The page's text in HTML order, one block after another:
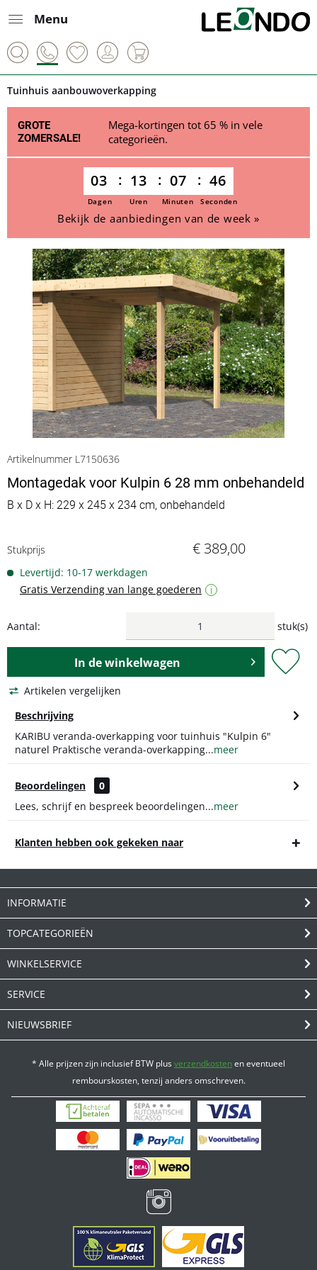
Menu
Tuinhuis aanbouwoverkapping
GROTE
ZOMERSALE!
Mega-kortingen tot 65 % in vele
categorieën.
03 13 07 46
Dagen Uren Minuten Seconden
Bekijk de aanbiedingen van de week »
Artikelnummer L7150636
Montagedak voor Kulpin 6 28 mm onbehandeld
B x D x H: 229 x 245 x 234 cm, onbehandeld
Stukprijs € 389,00
Levertijd: 10-17 werkdagen
Gratis Verzending van lange goederen
i
Aantal: stuk(s)
In dewinkelwagen
Artikelen vergelijken
Beschrijving
KARIBU veranda-overkapping voor tuinhuis "Kulpin 6"
naturel Praktische veranda-overkapping...meer
Beoordelingen
0
Lees, schrijf en bespreek beoordelingen...meer
Klanten hebben ook gekeken naar
INFORMATIE
TOPCATEGORIEËN
WINKELSERVICE
SERVICE
NIEUWSBRIEF
* Alle prijzen zijn inclusief BTW plusverzendkostenen eventueel
rembourskosten, tenzij anders omschreven.